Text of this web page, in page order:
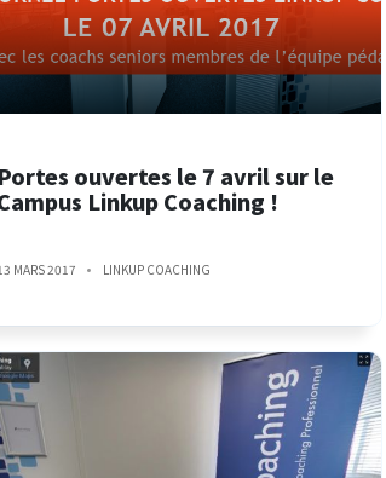
Portes ouvertes le 7 avril sur le
Linkup Coaching !
MARS 2017 LINKUP COACHING